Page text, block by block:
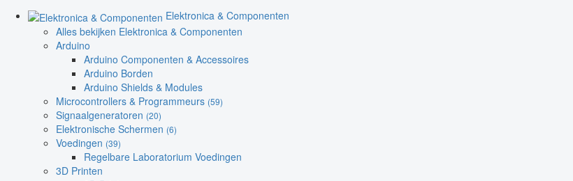
Elektronica & Componenten
Alles bekijken Elektronica & Componenten
Arduino
Arduino Componenten & Accessoires
Arduino Borden
Arduino Shields & Modules
Microcontrollers & Programmeurs (59)
Signaalgeneratoren (20)
Elektronische Schermen (6)
Voedingen (39)
Regelbare Laboratorium Voedingen
3D Printen